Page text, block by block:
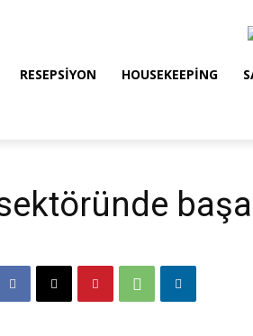
RESEPSIYON HOUSEKEEPING